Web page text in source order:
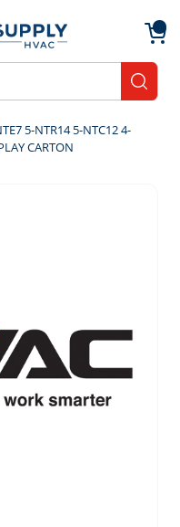
5-NTR14 5-NTC12 4-
CARTON